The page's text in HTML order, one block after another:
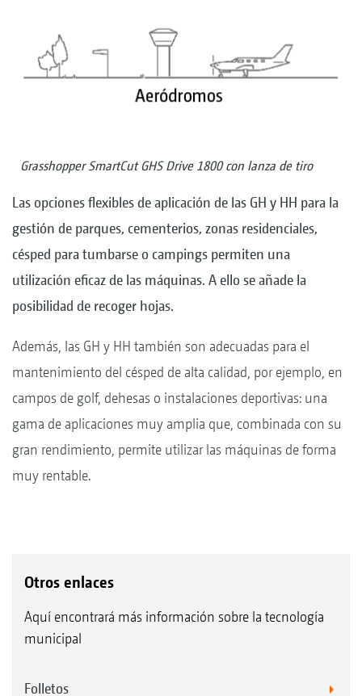
Grasshopper SmartCut GHS Drive 1800 con lanza de tiro
Las opciones flexibles de aplicación de las GH y HH para la
gestión de parques, cementerios, zonas residenciales,
césped para tumbarse o campings permiten una
utilización eficaz de las máquinas. A ello se añade la
posibilidad de recoger hojas.
Además, las GH y HH también son adecuadas para el
mantenimiento del césped de alta calidad, por ejemplo, en
campos de golf, dehesas o instalaciones deportivas: una
gama de aplicaciones muy amplia que, combinada con su
gran rendimiento, permite utilizar las máquinas de forma
muy rentable.
Otros enlaces
Aquí encontrará más información sobre la tecnología
municipal
Folletos